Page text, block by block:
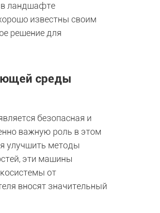
в ландшафте
известны своим
решение для
среды
безопасная и
важную роль в этом
улучшить методы
эти машины
от
вносят значительный